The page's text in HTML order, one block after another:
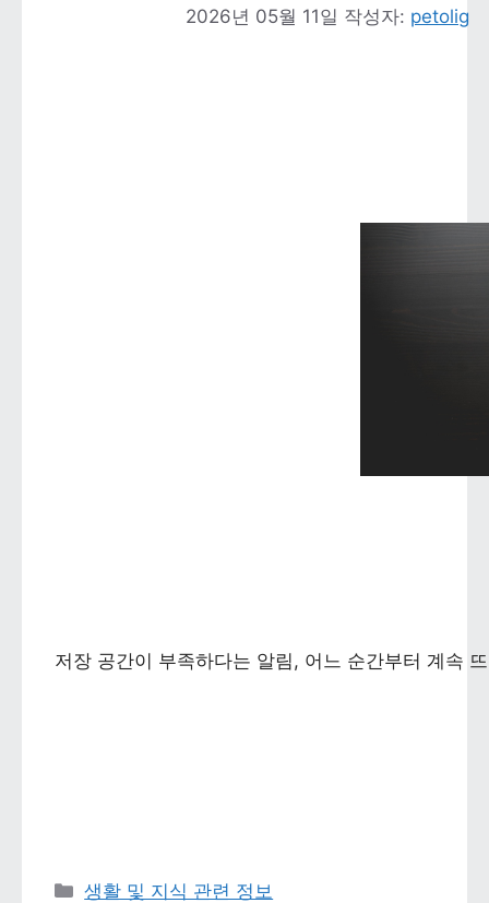
2026년 05월 11일 작성자: petolig
저장 공간이 부족하다는 알림, 어느 순간부터 계속
카테고리
생활 및 지식 관련 정보